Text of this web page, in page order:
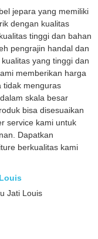
jepara yang memiliki
dengan kualitas
tinggi dan bahan
pengrajin handal dan
yang tinggi dan
memberikan harga
tidak menguras
skala besar
bisa disesuaikan
service kami untuk
Dapatkan
berkualitas kami
Jati Louis